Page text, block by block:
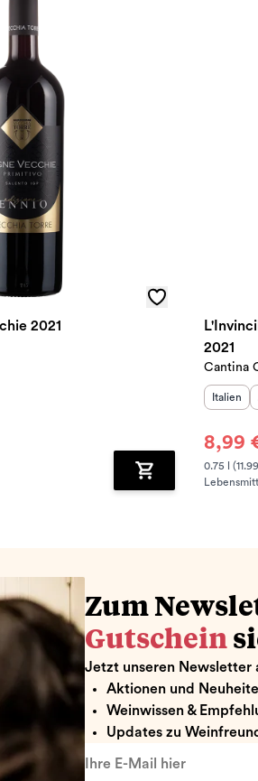
2021
Zum Warenkorb
2021
Cantina
Italien
8,99
0.75 l
Zum
Gutschein
Jetzt unseren Newsletter
Aktionen und
Weinwissen &
Updates zu